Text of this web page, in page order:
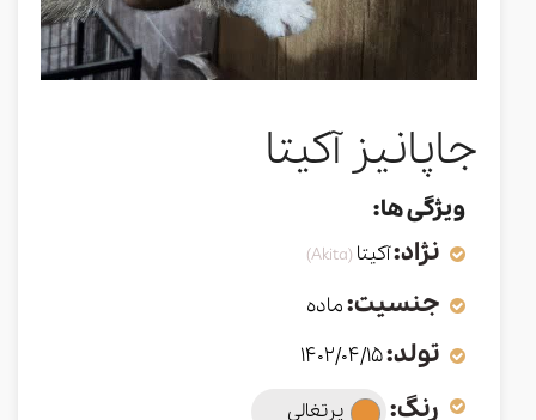
جاپانیز آکیتا
ویژگی ها:
نژاد:آکیتا (Akita)
جنسیت:ماده
تولد:1402/04/15
رنگ: پرتغالی